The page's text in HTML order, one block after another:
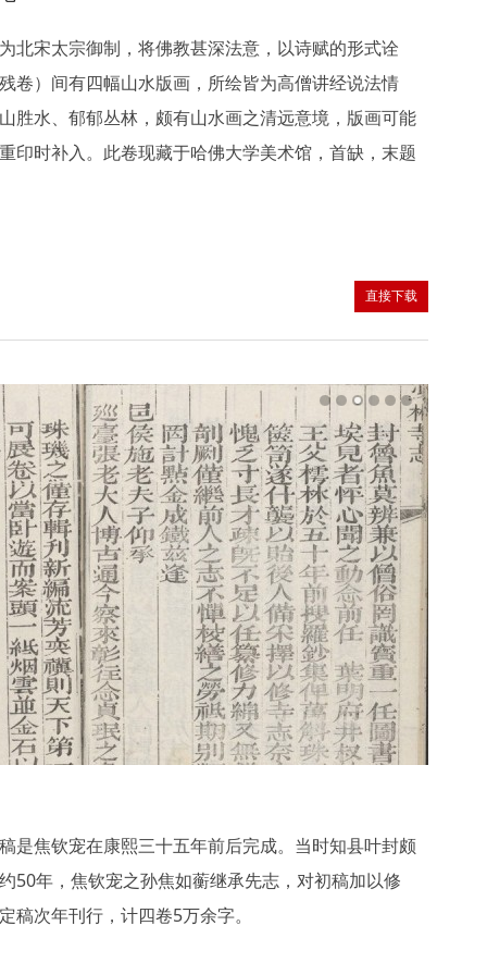
北宋太宗御制，将佛教甚深法意，以诗赋的形式诠
卷）间有四幅山水版画，所绘皆为高僧讲经说法情
胜水、郁郁丛林，颇有山水画之清远意境，版画可能
印时补入。此卷现藏于哈佛大学美术馆，首缺，末题
直接下载
是焦钦宠在康熙三十五年前后完成。当时知县叶封颇
50年，焦钦宠之孙焦如蘅继承先志，对初稿加以修
稿次年刊行，计四卷5万余字。